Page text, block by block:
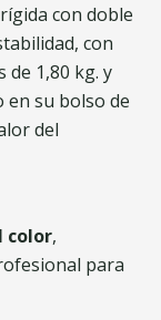
con doble
con
de 1,80 kg. y
en su bolso de
del
color,
para